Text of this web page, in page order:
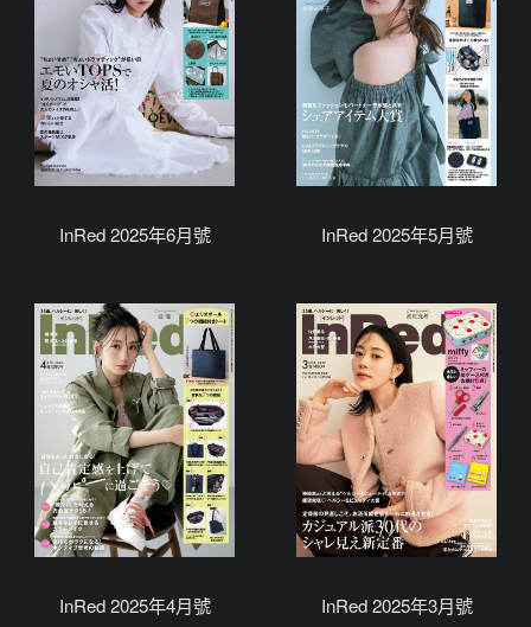
InRed 2025年6月號 InRed 2025年5月號
InRed 2025年4月號 InRed 2025年3月號